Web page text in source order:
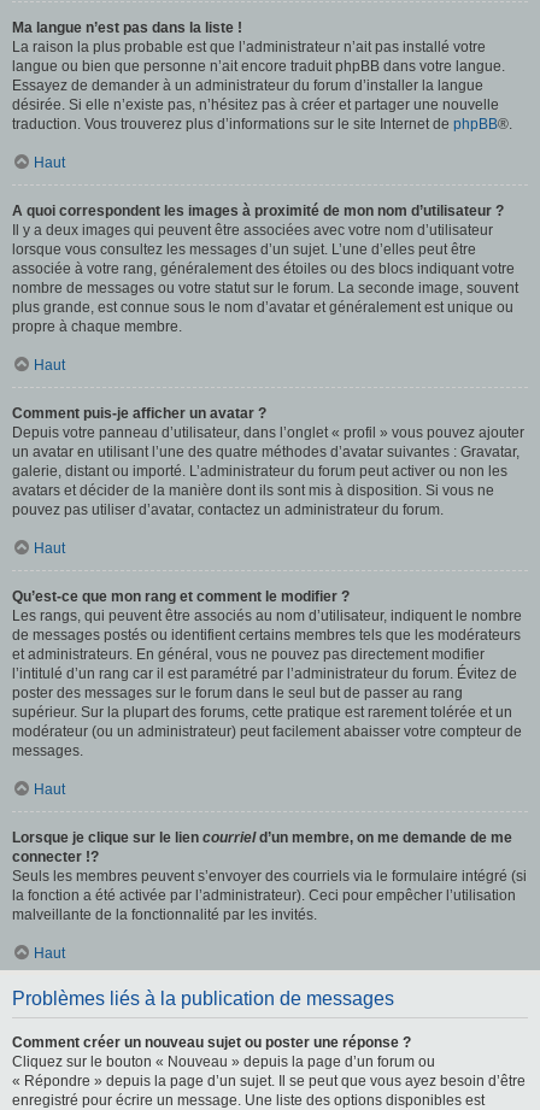
Ma langue n’est pas dans la liste !
La raison la plus probable est que l’administrateur n’ait pas installé votre
langue ou bien que personne n’ait encore traduit phpBB dans votre langue.
Essayez de demander à un administrateur du forum d’installer la langue
désirée. Si elle n’existe pas, n’hésitez pas à créer et partager une nouvelle
traduction. Vous trouverez plus d’informations sur le site Internet de phpBB®.
Haut
A quoi correspondent les images à proximité de mon nom d’utilisateur ?
Il y a deux images qui peuvent être associées avec votre nom d’utilisateur
lorsque vous consultez les messages d’un sujet. L’une d’elles peut être
associée à votre rang, généralement des étoiles ou des blocs indiquant votre
nombre de messages ou votre statut sur le forum. La seconde image, souvent
plus grande, est connue sous le nom d’avatar et généralement est unique ou
propre à chaque membre.
Haut
Comment puis-je afficher un avatar ?
Depuis votre panneau d’utilisateur, dans l’onglet « profil » vous pouvez ajouter
un avatar en utilisant l’une des quatre méthodes d’avatar suivantes : Gravatar,
galerie, distant ou importé. L’administrateur du forum peut activer ou non les
avatars et décider de la manière dont ils sont mis à disposition. Si vous ne
pouvez pas utiliser d’avatar, contactez un administrateur du forum.
Haut
Qu’est-ce que mon rang et comment le modifier ?
Les rangs, qui peuvent être associés au nom d’utilisateur, indiquent le nombre
de messages postés ou identifient certains membres tels que les modérateurs
et administrateurs. En général, vous ne pouvez pas directement modifier
l’intitulé d’un rang car il est paramétré par l’administrateur du forum. Évitez de
poster des messages sur le forum dans le seul but de passer au rang
supérieur. Sur la plupart des forums, cette pratique est rarement tolérée et un
modérateur (ou un administrateur) peut facilement abaisser votre compteur de
messages.
Haut
Lorsque je clique sur le lien courrield’un membre, on me demande de me
connecter !?
Seuls les membres peuvent s’envoyer des courriels via le formulaire intégré (si
la fonction a été activée par l’administrateur). Ceci pour empêcher l’utilisation
malveillante de la fonctionnalité par les invités.
Haut
Problèmes liés à la publication de messages
Comment créer un nouveau sujet ou poster une réponse ?
Cliquez sur le bouton « Nouveau » depuis la page d’un forum ou
« Répondre » depuis la page d’un sujet. Il se peut que vous ayez besoin d’être
enregistré pour écrire un message. Une liste des options disponibles est